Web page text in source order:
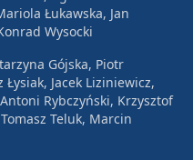
Łukawska, Jan
Wysocki
Gójska, Piotr
Łysiak, Jacek Liziniewicz,
Rybczyński, Krzysztof
Teluk, Marcin